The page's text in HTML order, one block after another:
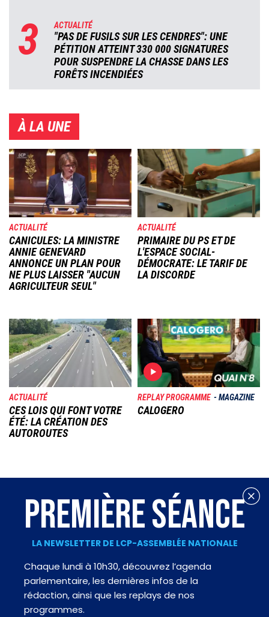
3 ACTUALITÉ
"PAS DE FUSILS SUR LES CENDRES": UNE
PÉTITION ATTEINT 330 000 SIGNATURES
POUR SUSPENDRE LA CHASSE DANS LES
FORÊTS INCENDIÉES
À LA UNE
Image
ACTUALITÉ
CANICULES: LA MINISTRE
ANNIE GENEVARD
ANNONCE UN PLAN POUR
NE PLUS LAISSER "AUCUN
AGRICULTEUR SEUL"
Image
ACTUALITÉ
PRIMAIRE DU PS ET DE
L'ESPACE SOCIAL-
DÉMOCRATE: LE TARIF DE
LA DISCORDE
Image
ACTUALITÉ
CES LOIS QUI FONT VOTRE
ÉTÉ: LA CRÉATION DES
AUTOROUTES
Image
REPLAY PROGRAMME MAGAZINE
CALOGERO
PREMIÈRE SÉANCE
LA NEWSLETTER DE LCP-ASSEMBLÉE NATIONALE
Chaque lundi à 10h30, découvrez l’agenda
parlementaire, les dernières infos de la
rédaction, ainsi que les replays de nos
programmes.